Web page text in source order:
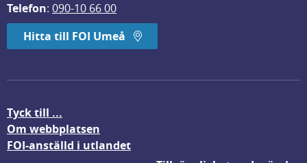
Telefon: 090-10 66 00
Hitta till FOI Umeå
Tyck till ...
Om webbplatsen
FOI-anställd i utlandet